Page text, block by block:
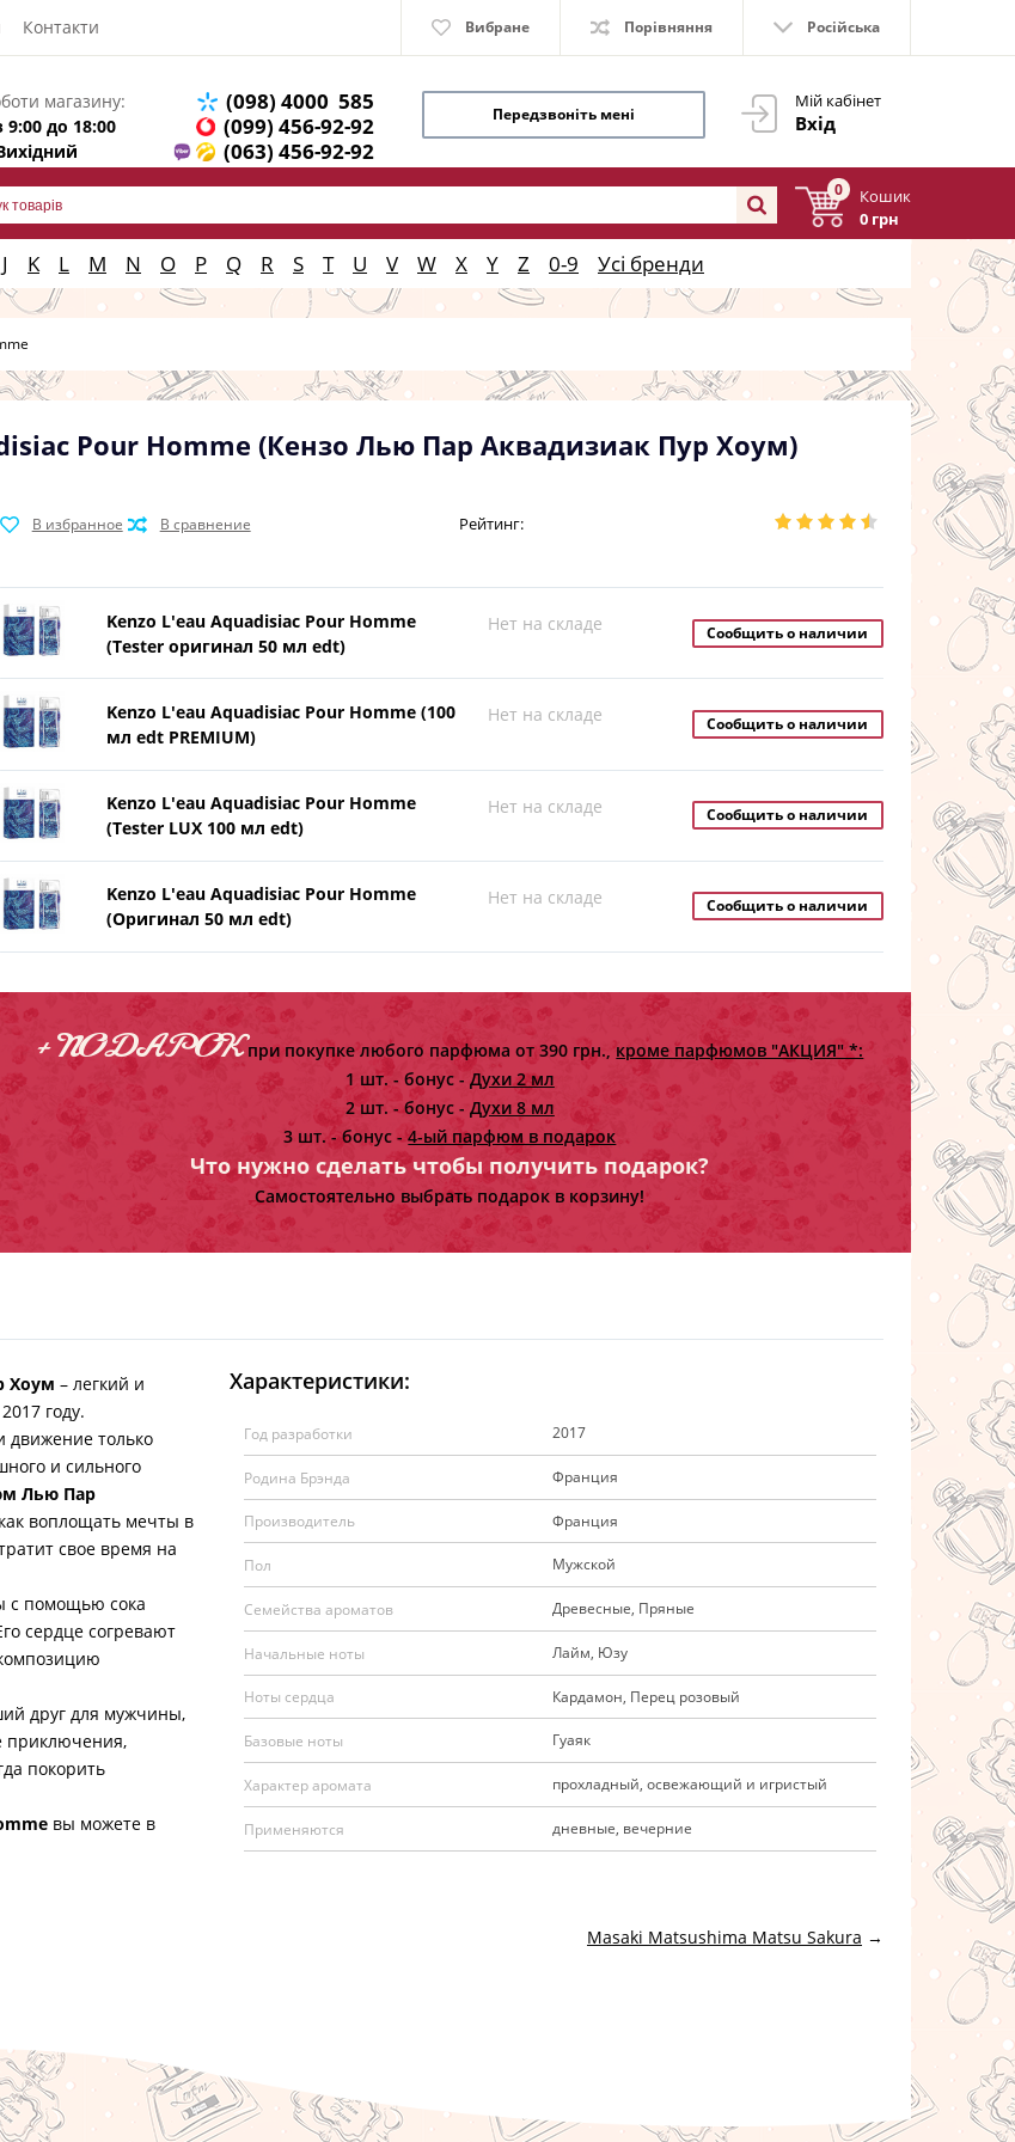
Контакти Вибране Порівняння Російська
Мій кабінет
Вхід
магазину:
до 18:00
(098) 4000 585
(099) 456-92-92
(063) 456-92-92
Передзвоніть мені
0
Кошик
0 грн
J K L M N O P Q R S T U V W X Y Z 0-9 Усі бренди
Pour Homme (Кензо Лью Пар Аквадизиак Пур Хоум)
Рейтинг:
Kenzo L'eau Aquadisiac Pour Homme
(Tester оригинал 50 мл edt)
Нет на складе Сообщить о наличии
Kenzo L'eau Aquadisiac Pour Homme (100
мл edt PREMIUM)
Нет на складе Сообщить о наличии
Kenzo L'eau Aquadisiac Pour Homme
(Tester LUX 100 мл edt)
Нет на складе Сообщить о наличии
Kenzo L'eau Aquadisiac Pour Homme
(Оригинал 50 мл edt)
Нет на складе Сообщить о наличии
+ ПОДАРОКпри покупке любого парфюма от 390 грн., кроме парфюмов "АКЦИЯ" *:
1 шт. - бонус - Духи 2 мл
2 шт. - бонус - Духи 8 мл
3 шт. - бонус -4-ый парфюм в подарок
Что нужно сделать чтобы получить подарок?
Самостоятельно выбрать подарок в корзину!
Хоум – легкий и
году.
только
и сильного
Лью Пар
воплощать мечты в
свое время на
помощью сока
сердце согревают
друг для мужчины,
приключения,
покорить
вы можете в
Характеристики:
Год разработки 2017
Родина Брэнда Франция
Производитель Франция
Пол Мужской
Семейства ароматов Древесные, Пряные
Начальные ноты Лайм, Юзу
Ноты сердца Кардамон, Перец розовый
Базовые ноты Гуаяк
Характер аромата прохладный, освежающий и игристый
Применяются дневные, вечерние
Masaki Matsushima Matsu Sakura →